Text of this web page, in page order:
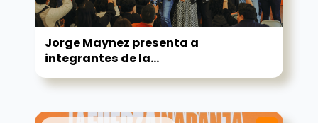
Jorge Maynez presenta a
integrantes de la...